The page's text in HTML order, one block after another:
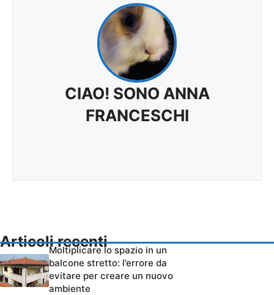
CIAO! SONO ANNA
FRANCESCHI
Articoli recenti
Moltiplicare lo spazio in un
balcone stretto: l’errore da
evitare per creare un nuovo
ambiente